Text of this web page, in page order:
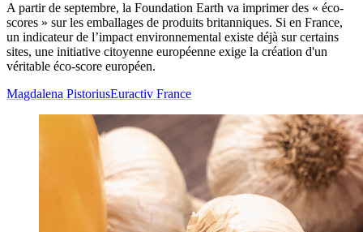
A partir de septembre, la Foundation Earth va imprimer des « éco-
scores » sur les emballages de produits britanniques. Si en France,
un indicateur de l’impact environnemental existe déjà sur certains
sites, une initiative citoyenne européenne exige la création d'un
véritable éco-score européen.
Magdalena PistoriusEuractiv France